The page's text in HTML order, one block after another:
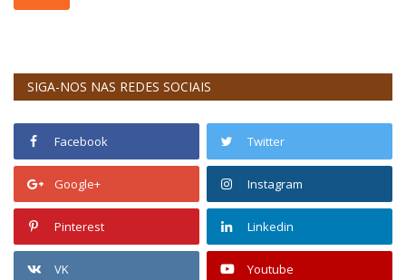
SIGA-NOS NAS REDES SOCIAIS
Facebook Twitter
Google+ Instagram
Pinterest Linkedin
VK Youtube